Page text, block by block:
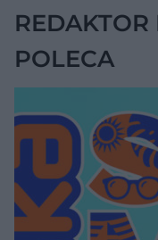
POLECA